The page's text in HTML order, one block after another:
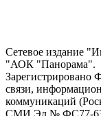
Сетевое издание
"АОК "Панорама".
Зарегистрировано
связи,
коммуникаций